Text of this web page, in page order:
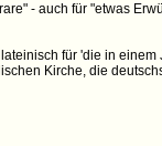
- auch für "etwas
für 'die in
Kirche, die